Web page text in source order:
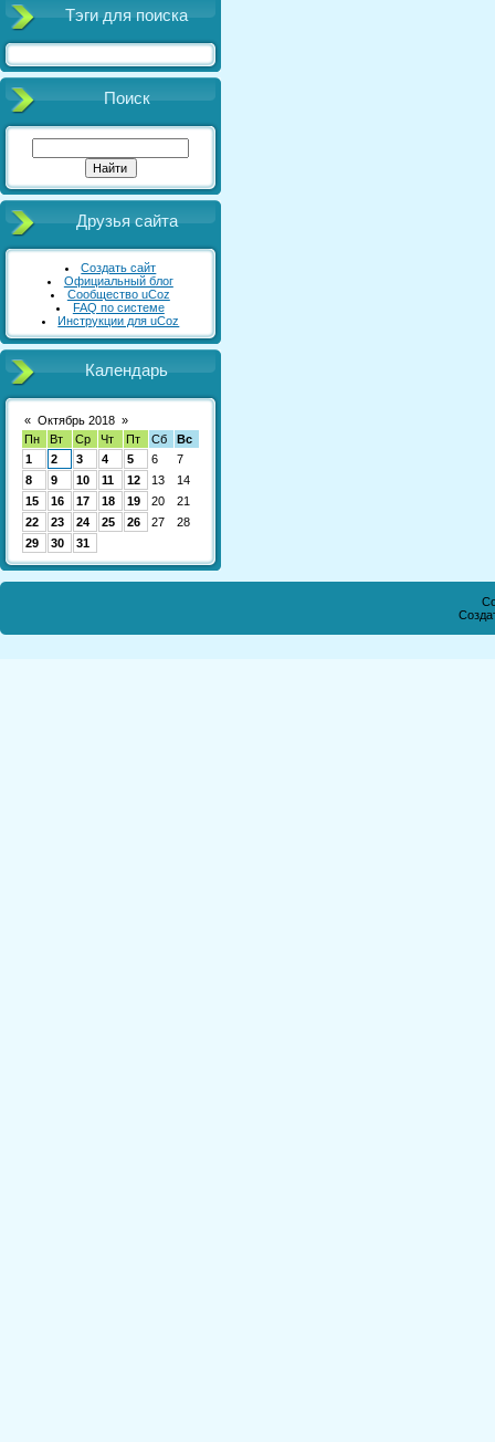
Тэги для поиска
Поиск
Друзья сайта
Создать сайт
Официальный блог
Сообщество uCoz
FAQ по системе
Инструкции для uCoz
Календарь
« Октябрь 2018 »
Пн
Вт Ср Чт Пт Сб
Вс
1
2 3 4 5 6
7
8
9 10 11 12 13
14
15
16 17 18 19 20
21
22
23 24 25 26 27
28
29
30 31